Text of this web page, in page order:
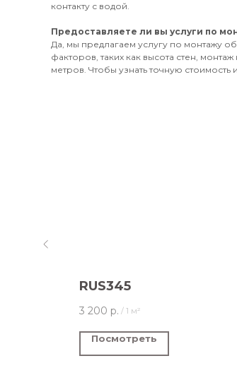
контакту с водой.
Предоставляете ли вы услуги по
Да, мы предлагаем услугу по монтажу
факторов, таких как высота стен,
метров. Чтобы узнать точную стоимость
RUS345
3 200 р. / 1 м²
Посмотреть